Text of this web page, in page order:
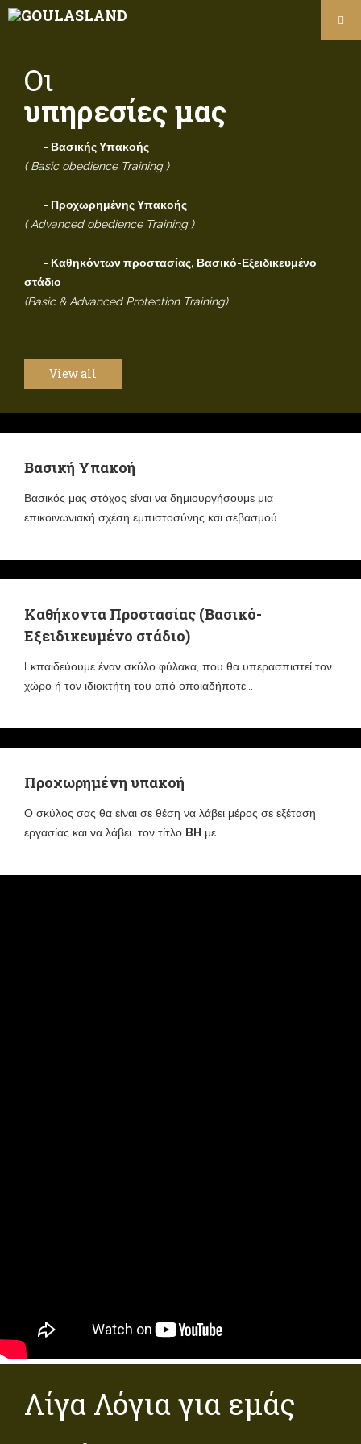
Οι
υπηρεσίες μας
- Βασικής Υπακοής
( Basic obedience Training )
- Προχωρημένης Υπακοής
( Advanced obedience Training )
- Καθηκόντων προστασίας, Βασικό-Εξειδικευμένο
στάδιο
(Basic & Advanced Protection Training)
View all
Βασική Υπακοή
Βασικός μας στόχος είναι να δημιουργήσουμε μια
επικοινωνιακή σχέση εμπιστοσύνης και σεβασμού...
Καθήκοντα Προστασίας (Βασικό-
Εξειδικευμένο στάδιο)
Eκπαιδεύουμε έναν σκύλο φύλακα, που θα υπερασπιστεί τον
χώρο ή τον ιδιοκτήτη του από οποιαδήποτε...
Προχωρημένη υπακοή
Ο σκύλος σας θα είναι σε θέση να λάβει μέρος σε εξέταση
εργασίας και να λάβει τον τίτλο BH με...
Λίγα Λόγια για εμάς